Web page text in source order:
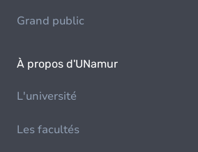
Grand public
À propos d'UNamur
L'université
Les facultés